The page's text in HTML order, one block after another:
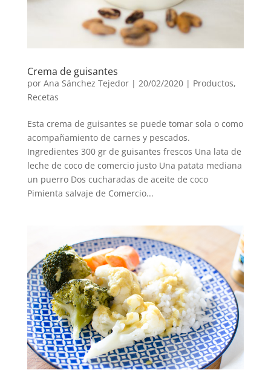
Crema de guisantes
por Ana Sánchez Tejedor| 20/02/2020 | Productos,
Recetas
Esta crema de guisantes se puede tomar sola o como
acompañamiento de carnes y pescados.
Ingredientes 300 gr de guisantes frescos Una lata de
leche de coco de comercio justo Una patata mediana
un puerro Dos cucharadas de aceite de coco
Pimienta salvaje de Comercio...